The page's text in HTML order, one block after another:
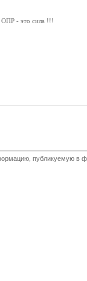
ОПР - это сила !!!
публикуемую